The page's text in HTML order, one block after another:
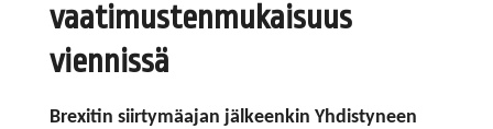
vaatimustenmukaisuus
viennissä
Brexitin siirtymäajan jälkeenkin Yhdistyneen